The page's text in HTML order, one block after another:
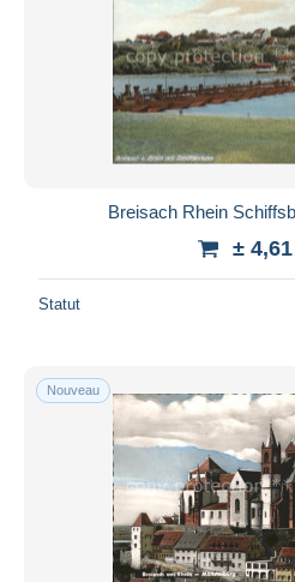
Breisach Rhein
±
Statut
Nouveau